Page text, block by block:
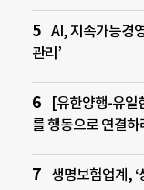
AI, 지속가능경
관리’
[유한양행-유일
를 행동으로 연결하
생명보험업계, ‘